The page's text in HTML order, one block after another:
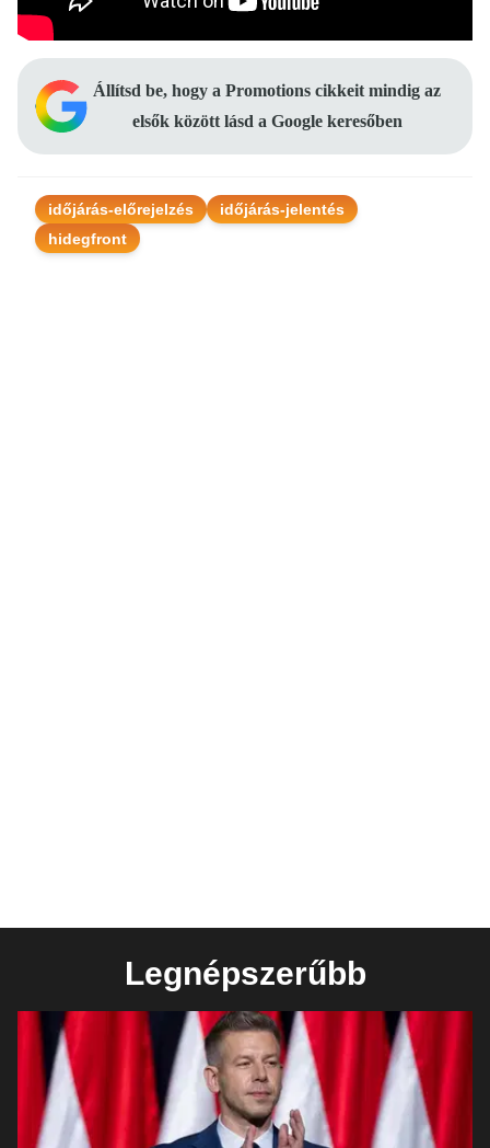
Állítsd be, hogy a Promotions cikkeit mindig az
elsők között lásd a Google keresőben
időjárás-előrejelzés
időjárás-jelentés
hidegfront
Legnépszerűbb